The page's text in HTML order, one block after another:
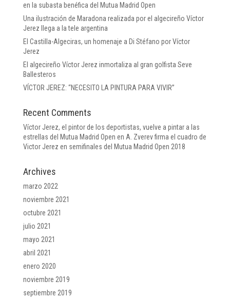
en la subasta benéfica del Mutua Madrid Open
Una ilustración de Maradona realizada por el algecireño Víctor
Jerez llega a la tele argentina
El Castilla-Algeciras, un homenaje a Di Stéfano por Víctor
Jerez
El algecireño Víctor Jerez inmortaliza al gran golfista Seve
Ballesteros
VÍCTOR JEREZ: “NECESITO LA PINTURA PARA VIVIR”
Recent Comments
Víctor Jerez, el pintor de los deportistas, vuelve a pintar a las
estrellas del Mutua Madrid Open en A. Zverev firma el cuadro de
Victor Jerez en semifinales del Mutua Madrid Open 2018
Archives
marzo 2022
noviembre 2021
octubre 2021
julio 2021
mayo 2021
abril 2021
enero 2020
noviembre 2019
septiembre 2019